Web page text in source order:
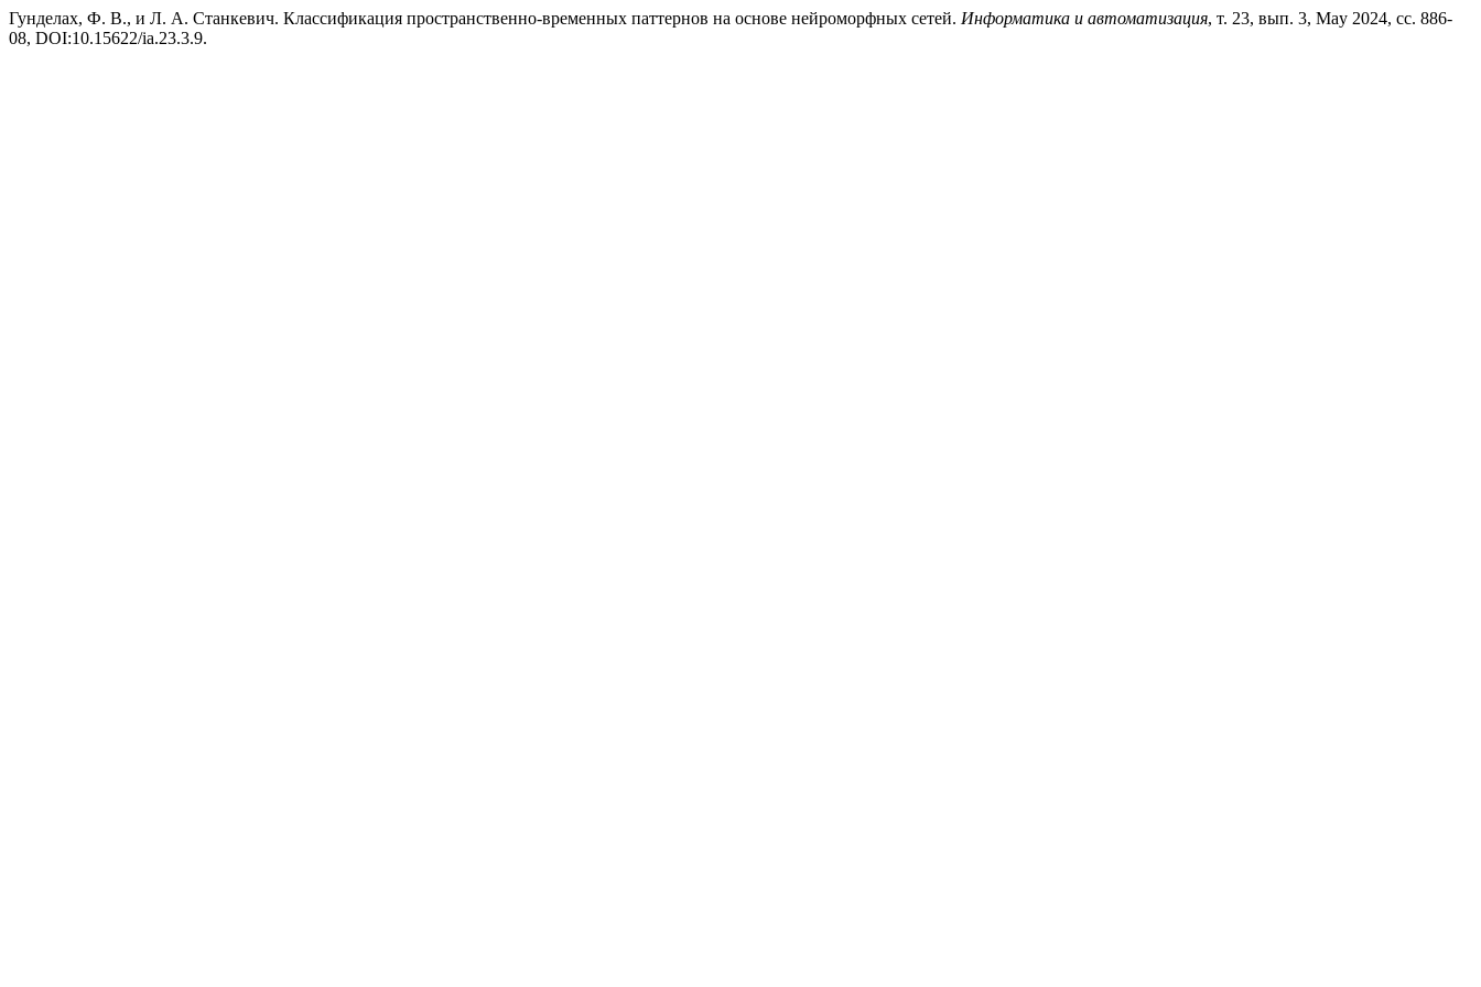
Гунделах, Ф. В., и Л. А. Станкевич. Классификация пространственно-временных паттернов на основе нейроморфных сетей. Информатика и автоматизация, т. 23, вып. 3, May 2024, сс. 886-
08, DOI:10.15622/ia.23.3.9.